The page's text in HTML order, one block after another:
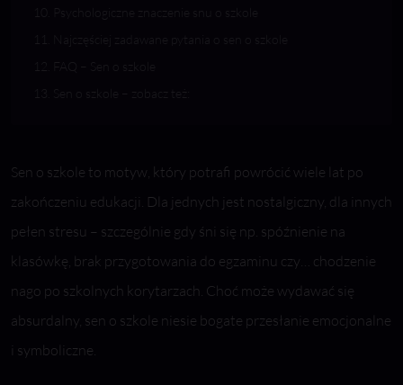
Sen o szkole to motyw, który potrafi powrócić wiele lat po
zakończeniu edukacji. Dla jednych jest nostalgiczny, dla innych
pełen stresu – szczególnie gdy śni się np. spóźnienie na
klasówkę, brak przygotowania do egzaminu czy… chodzenie
nago po szkolnych korytarzach. Choć może wydawać się
absurdalny, sen o szkole niesie bogate przesłanie emocjonalne
i symboliczne.